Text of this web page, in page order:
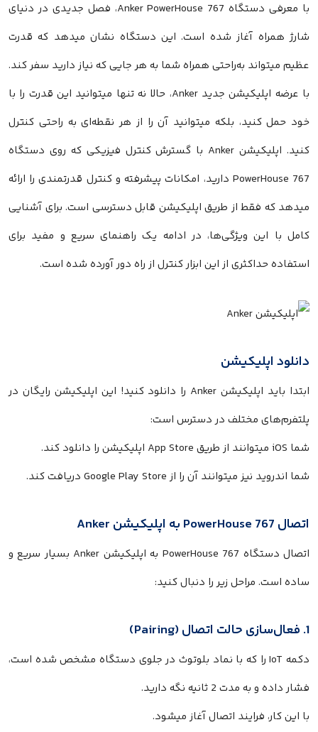
با معرفی دستگاه Anker PowerHouse 767، فصل جدیدی در دنیای
شارژ همراه آغاز شده است. این دستگاه نشان میدهد که قدرت
عظیم میتواند به‌راحتی همراه شما به هر جایی که نیاز دارید سفر کند.
با عرضه اپلیکیشن جدید Anker، حالا نه تنها میتوانید این قدرت را با
خود حمل کنید، بلکه میتوانید آن را از هر نقطه‌ای به راحتی کنترل
کنید. اپلیکیشن Anker با گسترش کنترل فیزیکی که روی دستگاه
PowerHouse 767 دارید، امکانات پیشرفته و کنترل قدرتمندی را ارائه
میدهد که فقط از طریق اپلیکیشن قابل دسترسی است. برای آشنایی
کامل با این ویژگی‌ها، در ادامه یک راهنمای سریع و مفید برای
استفاده حداکثری از این ابزار کنترل از راه دور آورده شده است.
دانلود اپلیکیشن
ابتدا باید اپلیکیشن Anker را دانلود کنید! این اپلیکیشن رایگان در
پلتفرم‌های مختلف در دسترس است:
شما iOS میتوانند از طریق App Store اپلیکیشن را دانلود کند.
شما اندروید نیز میتوانند آن را از Google Play Store دریافت کند.
اتصال PowerHouse 767 به اپلیکیشن Anker
اتصال دستگاه PowerHouse 767 به اپلیکیشن Anker بسیار سریع و
ساده است. مراحل زیر را دنبال کنید:
1. فعال‌سازی حالت اتصال (Pairing)
دکمه IoT را که با نماد بلوتوث در جلوی دستگاه مشخص شده است،
فشار داده و به مدت 2 ثانیه نگه دارید.
با این کار، فرایند اتصال آغاز میشود.